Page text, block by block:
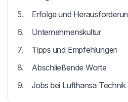
Erfolge und
Unternehmenskultur
Tipps und Empfehlungen
Abschließende Worte
Jobs bei Lufthansa Technik